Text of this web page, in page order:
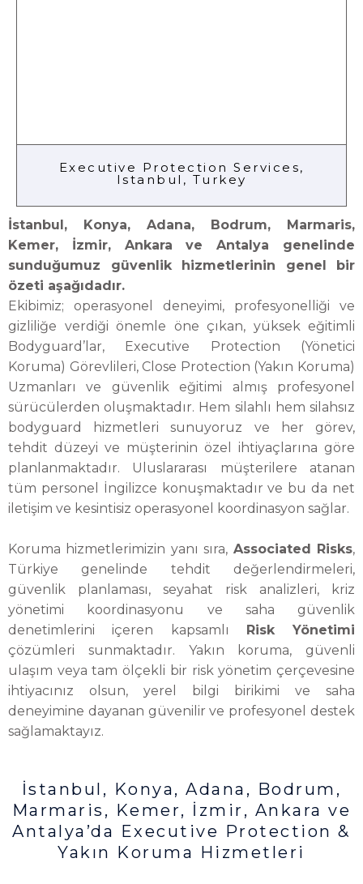
Executive Protection Services,
Istanbul, Turkey
İstanbul, Konya, Adana, Bodrum, Marmaris,
Kemer, İzmir, Ankara ve Antalya genelinde
sunduğumuz güvenlik hizmetlerinin genel bir
özeti aşağıdadır.
Ekibimiz; operasyonel deneyimi, profesyonelliği ve
gizliliğe verdiği önemle öne çıkan, yüksek eğitimli
Bodyguard’lar, Executive Protection (Yönetici
Koruma) Görevlileri, Close Protection (Yakın Koruma)
Uzmanları ve güvenlik eğitimi almış profesyonel
sürücülerden oluşmaktadır. Hem silahlı hem silahsız
bodyguard hizmetleri sunuyoruz ve her görev,
tehdit düzeyi ve müşterinin özel ihtiyaçlarına göre
planlanmaktadır. Uluslararası müşterilere atanan
tüm personel İngilizce konuşmaktadır ve bu da net
iletişim ve kesintisiz operasyonel koordinasyon sağlar.
Koruma hizmetlerimizin yanı sıra, Associated Risks,
Türkiye genelinde tehdit değerlendirmeleri,
güvenlik planlaması, seyahat risk analizleri, kriz
yönetimi koordinasyonu ve saha güvenlik
denetimlerini içeren kapsamlı
Risk Yönetimi
çözümleri sunmaktadır. Yakın koruma, güvenli
ulaşım veya tam ölçekli bir risk yönetim çerçevesine
ihtiyacınız olsun, yerel bilgi birikimi ve saha
deneyimine dayanan güvenilir ve profesyonel destek
sağlamaktayız.
İstanbul, Konya, Adana, Bodrum,
Marmaris, Kemer, İzmir, Ankara ve
Antalya’da Executive Protection &
Yakın Koruma Hizmetleri